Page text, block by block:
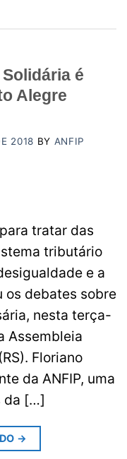
é
Alegre
2018 BY ANFIP
tratar das
tributário
e a
os debates sobre
nesta terça-
Assembleia
Floriano
da ANFIP, uma
da […]
→